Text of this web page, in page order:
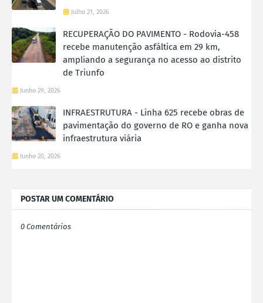
Julho 21, 2026
RECUPERAÇÃO DO PAVIMENTO - Rodovia-458
recebe manutenção asfáltica em 29 km,
ampliando a segurança no acesso ao distrito
de Triunfo
Junho 29, 2026
INFRAESTRUTURA - Linha 625 recebe obras de
pavimentação do governo de RO e ganha nova
infraestrutura viária
Junho 20, 2026
POSTAR UM COMENTÁRIO
0 Comentários